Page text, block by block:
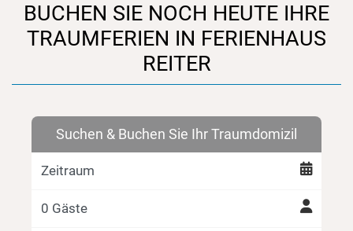
BUCHEN SIE NOCH HEUTE IHRE
TRAUMFERIEN IN FERIENHAUS
REITER
Suchen & Buchen Sie Ihr Traumdomizil
Zeitraum